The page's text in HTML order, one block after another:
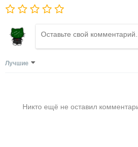
Лучшие
Никто ещё не оставил